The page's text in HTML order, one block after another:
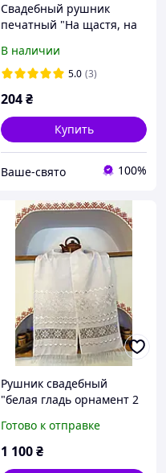
Свадебный рушник
печатный "На щастя, на
В наличии
5.0 (3)
204₴
Купить
Ваше-свято 100%
Рушник свадебный
"белая гладь орнамент 2
Готово к отправке
1 100₴